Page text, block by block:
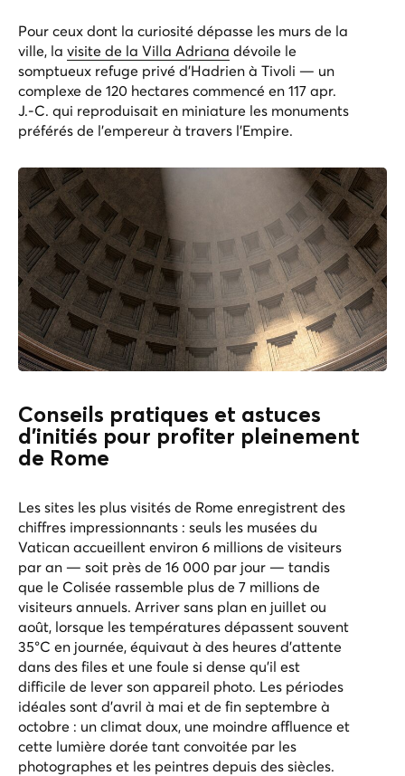
Pour ceux dont la curiosité dépasse les murs de la
ville, la visite de la Villa Adriana dévoile le
somptueux refuge privé d’Hadrien à Tivoli — un
complexe de 120 hectares commencé en 117 apr.
J.-C. qui reproduisait en miniature les monuments
préférés de l’empereur à travers l’Empire.
Conseils pratiques et astuces
d’initiés pour profiter pleinement
de Rome
Les sites les plus visités de Rome enregistrent des
chiffres impressionnants : seuls les musées du
Vatican accueillent environ 6 millions de visiteurs
par an — soit près de 16 000 par jour — tandis
que le Colisée rassemble plus de 7 millions de
visiteurs annuels. Arriver sans plan en juillet ou
août, lorsque les températures dépassent souvent
35°C en journée, équivaut à des heures d’attente
dans des files et une foule si dense qu’il est
difficile de lever son appareil photo. Les périodes
idéales sont d’avril à mai et de fin septembre à
octobre : un climat doux, une moindre affluence et
cette lumière dorée tant convoitée par les
photographes et les peintres depuis des siècles.